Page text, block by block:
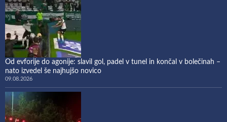
Od evforije do agonije: slavil gol, padel v tunel in končal v bolečinah –
nato izvedel še najhujšo novico
09.08.2026